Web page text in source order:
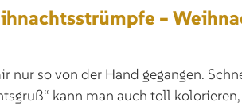
–
nur so von der Hand gegangen.
kann man auch toll